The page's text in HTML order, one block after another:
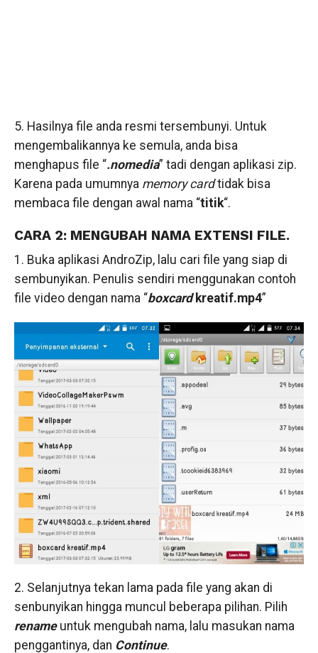
5. Hasilnya file anda resmi tersembunyi. Untuk
mengembalikannya ke semula, anda bisa
menghapus file “.nomedia” tadi dengan aplikasi zip.
Karena pada umumnya memory cardtidak bisa
membaca file dengan awal nama “titik“.
CARA 2: MENGUBAH NAMA EXTENSI FILE.
1. Buka aplikasi AndroZip, lalu cari file yang siap di
sembunyikan. Penulis sendiri menggunakan contoh
file video dengan nama “boxcardkreatif.mp4”
2. Selanjutnya tekan lama pada file yang akan di
senbunyikan hingga muncul beberapa pilihan. Pilih
renameuntuk mengubah nama, lalu masukan nama
penggantinya, dan Continue.